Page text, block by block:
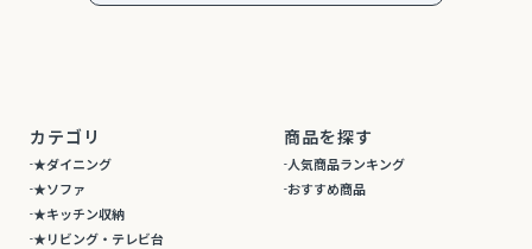
カテゴリ
★ダイニング
★ソファ
★キッチン収納
★リビング・テレビ台
商品を探す
人気商品ランキング
おすすめ商品